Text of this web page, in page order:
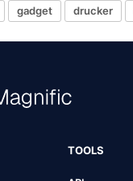
gadget drucker
TOOLS